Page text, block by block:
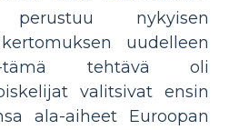
perustuu nykyisen
uudelleen
tämä tehtävä oli
valitsivat ensin
ala-aiheet Euroopan